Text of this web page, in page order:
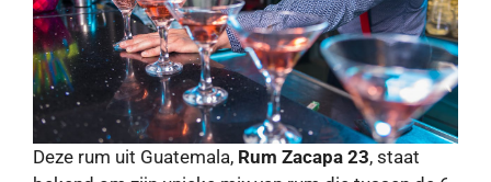
Deze rum uit Guatemala, Rum Zacapa 23, staat